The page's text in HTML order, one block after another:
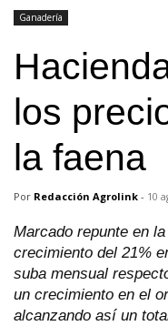
Ganadería
los
la faena
Por Redacción Agrolink - 10
Marcado repunte en
crecimiento del 21%
suba mensual
un crecimiento en el
alcanzando así un